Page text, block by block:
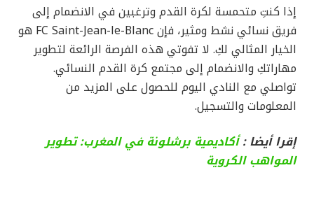
إذا كنتِ متحمسة لكرة القدم وترغبين في الانضمام إلى
فريق نسائي نشط ومثير، فإن FC Saint-Jean-le-Blanc هو
الخيار المثالي لكِ. لا تفوتي هذه الفرصة الرائعة لتطوير
مهاراتكِ والانضمام إلى مجتمع كرة القدم النسائي.
تواصلي مع النادي اليوم للحصول على المزيد من
المعلومات والتسجيل.
إقرا أيضا :أكاديمية برشلونة في المغرب: تطوير
المواهب الكروية